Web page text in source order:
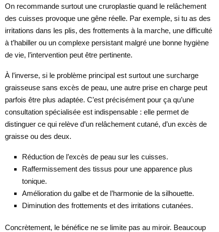
On recommande surtout une cruroplastie quand le relâchement
des cuisses provoque une gêne réelle. Par exemple, si tu as des
irritations dans les plis, des frottements à la marche, une difficulté
à t’habiller ou un complexe persistant malgré une bonne hygiène
de vie, l’intervention peut être pertinente.
À l’inverse, si le problème principal est surtout une surcharge
graisseuse sans excès de peau, une autre prise en charge peut
parfois être plus adaptée. C’est précisément pour ça qu’une
consultation spécialisée est indispensable : elle permet de
distinguer ce qui relève d’un relâchement cutané, d’un excès de
graisse ou des deux.
Réduction de l’excès de peau sur les cuisses.
Raffermissement des tissus pour une apparence plus
tonique.
Amélioration du galbe et de l’harmonie de la silhouette.
Diminution des frottements et des irritations cutanées.
Concrètement, le bénéfice ne se limite pas au miroir. Beaucoup